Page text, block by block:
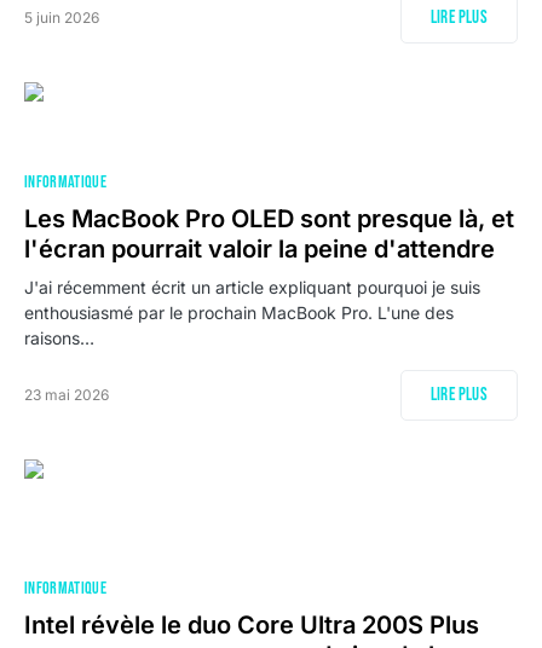
5 juin 2026 Lire plus
INFORMATIQUE
Les MacBook Pro OLED sont presque là, et
l'écran pourrait valoir la peine d'attendre
J'ai récemment écrit un article expliquant pourquoi je suis
enthousiasmé par le prochain MacBook Pro. L'une des
raisons…
23 mai 2026 Lire plus
INFORMATIQUE
Intel révèle le duo Core Ultra 200S Plus